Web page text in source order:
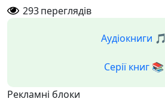
293переглядів
Аудіокниги 🎵
Серії книг 📚
Рекламні блоки